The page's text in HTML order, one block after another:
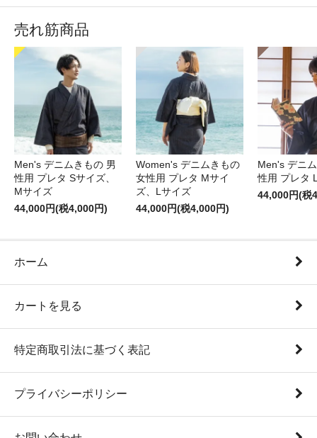
売れ筋商品
Men's デニムきもの 男
性用 プレタ Sサイズ、
Mサイズ
44,000円(税4,000円)
Women's デニムきもの
女性用 プレタ Mサイ
ズ、Lサイズ
44,000円(税4,000円)
Men's デニ
性用 プレタ
44,000円(税
ホーム
カートを見る
特定商取引法に基づく表記
プライバシーポリシー